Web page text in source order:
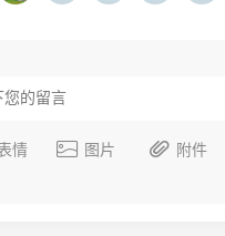
情 图片 附件